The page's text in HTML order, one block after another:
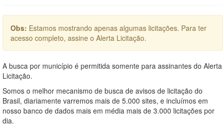
Obs: Estamos mostrando apenas algumas licitações. Para ter
acesso completo, assine o Alerta Licitação.
A busca por município é permitida somente para assinantes do Alerta
Licitação.
Somos o melhor mecanismo de busca de avisos de licitação do
Brasil, diariamente varremos mais de 5.000 sites, e incluímos em
nosso banco de dados mais em média mais de 3.000 licitações por
dia.